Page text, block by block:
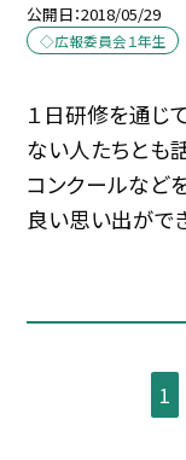
公開日 2018/05/29
◇広報委員会１年生
１日研修を通じ
ない人たちとも
コンクールなど
良い思い出がで
1